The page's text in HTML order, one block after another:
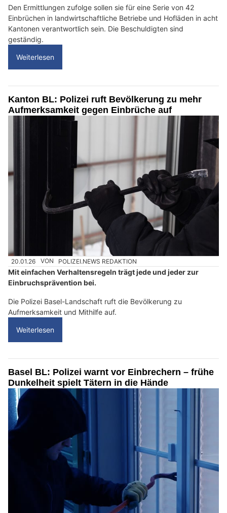
Den Ermittlungen zufolge sollen sie für eine Serie von 42
Einbrüchen in landwirtschaftliche Betriebe und Hofläden in acht
Kantonen verantwortlich sein. Die Beschuldigten sind
geständig.
Weiterlesen
Kanton BL: Polizei ruft Bevölkerung zu mehr
Aufmerksamkeit gegen Einbrüche auf
20.01.26 VON POLIZEI.NEWS REDAKTION
Mit einfachen Verhaltensregeln trägt jede und jeder zur
Einbruchsprävention bei.
Die Polizei Basel-Landschaft ruft die Bevölkerung zu
Aufmerksamkeit und Mithilfe auf.
Weiterlesen
Basel BL: Polizei warnt vor Einbrechern – frühe
Dunkelheit spielt Tätern in die Hände